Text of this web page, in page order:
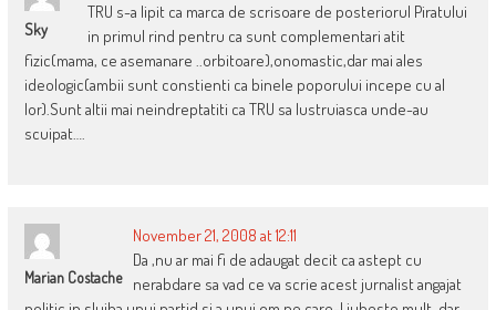
Sky
TRU s-a lipit ca marca de scrisoare de posteriorul Piratului
in primul rind pentru ca sunt complementari atit
fizic(mama, ce asemanare ..orbitoare),onomastic,dar mai ales
ideologic(ambii sunt constienti ca binele poporului incepe cu al
lor).Sunt altii mai neindreptatiti ca TRU sa lustruiasca unde-au
scuipat….
Marian Costache
November 21, 2008 at 12:11
Da ,nu ar mai fi de adaugat decit ca astept cu
nerabdare sa vad ce va scrie acest jurnalist angajat